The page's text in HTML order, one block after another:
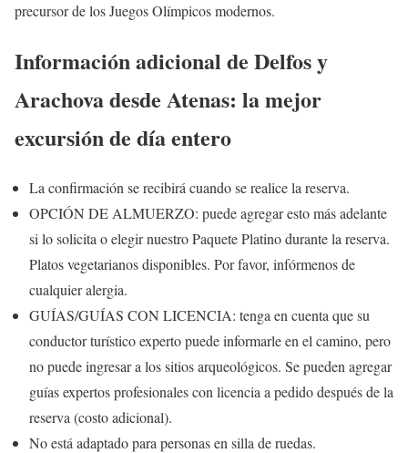
precursor de los Juegos Olímpicos modernos.
Información adicional de Delfos y
Arachova desde Atenas: la mejor
excursión de día entero
La confirmación se recibirá cuando se realice la reserva.
OPCIÓN DE ALMUERZO: puede agregar esto más adelante
si lo solicita o elegir nuestro Paquete Platino durante la reserva.
Platos vegetarianos disponibles. Por favor, infórmenos de
cualquier alergia.
GUÍAS/GUÍAS CON LICENCIA: tenga en cuenta que su
conductor turístico experto puede informarle en el camino, pero
no puede ingresar a los sitios arqueológicos. Se pueden agregar
guías expertos profesionales con licencia a pedido después de la
reserva (costo adicional).
No está adaptado para personas en silla de ruedas.